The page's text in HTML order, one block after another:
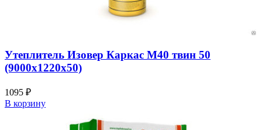
Утеплитель Изовер Каркас М40 твин 50
(9000х1220х50)
1095 ₽
В корзину